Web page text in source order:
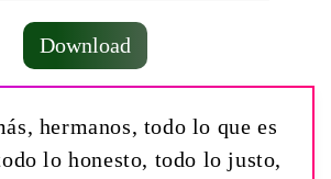
Download
hermanos, todo lo que es
lo honesto, todo lo justo,